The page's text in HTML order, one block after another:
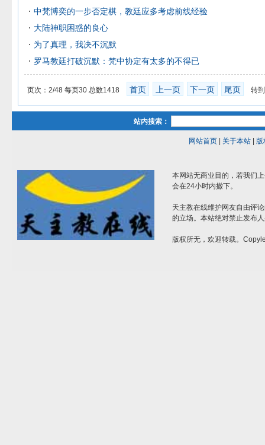
中梵博奕的一步否定棋，教廷应多考虑前线经验
大陆神职困惑的良心
为了真理，我决不沉默
罗马教廷打破沉默：梵中协定有太多的不得已
页次：2/48 每页30 总数1418 首页 上一页 下一页 尾页 转
站内搜索：
网站首页| 关于本站| 版
本网站无商业目的，若我们
会在24小时内撤下。
天主教在线维护网友自由评
的立场。本站绝对禁止发布
版权所无，欢迎转载。